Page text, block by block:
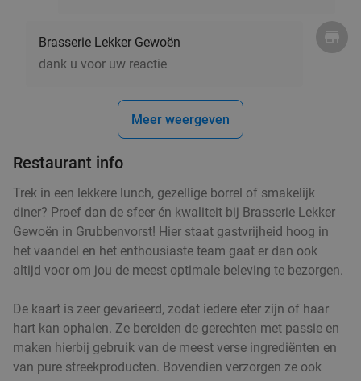
Brasserie Lekker Gewoën
dank u voor uw reactie
Meer weergeven
Restaurant info
Trek in een lekkere lunch, gezellige borrel of smakelijk
diner? Proef dan de sfeer én kwaliteit bij Brasserie Lekker
Gewoën in Grubbenvorst! Hier staat gastvrijheid hoog in
het vaandel en het enthousiaste team gaat er dan ook
altijd voor om jou de meest optimale beleving te bezorgen.
De kaart is zeer gevarieerd, zodat iedere eter zijn of haar
hart kan ophalen. Ze bereiden de gerechten met passie en
maken hierbij gebruik van de meest verse ingrediënten en
van pure streekproducten. Bovendien verzorgen ze ook